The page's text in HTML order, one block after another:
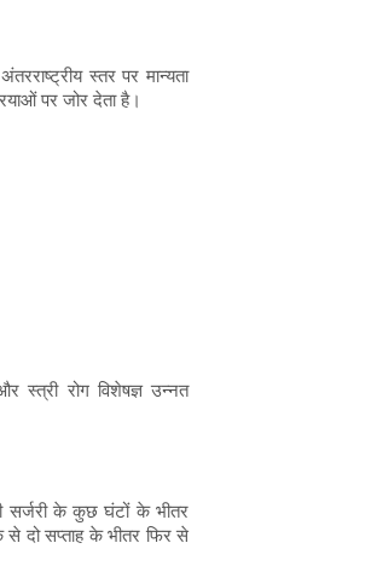
स्तर पर मान्यता
पर जोर देता है।
स्त्री रोग विशेषज्ञ उन्नत
सर्जरी के कुछ घंटों के भीतर
दो सप्ताह के भीतर फिर से